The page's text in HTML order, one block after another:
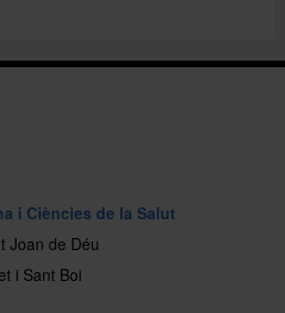
i Ciències de la Salut
Joan de Déu
i Sant Boi